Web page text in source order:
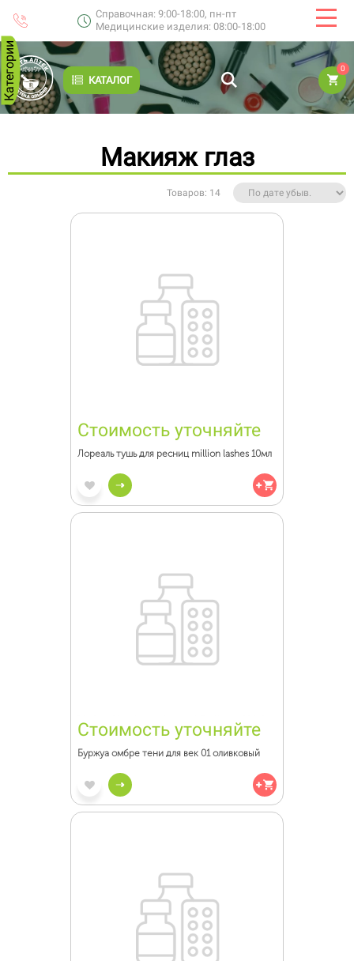
Справочная: 9:00-18:00, пн-пт
Медицинские изделия: 08:00-18:00
КАТАЛОГ
0
Категории
Макияж глаз
Товаров: 14
Стоимость уточняйте
Лореаль тушь для ресниц million lashes 10мл
Стоимость уточняйте
Буржуа омбре тени для век 01 оливковый